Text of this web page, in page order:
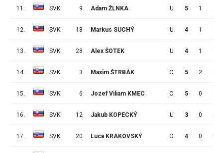
11. SVK 9 Adam ŽLNKA U 5 1 2
12. SVK 18 Markus SUCHÝ U 4 1
13. SVK 28 Alex ŠOTEK U 4 1
14. SVK 3 Maxim ŠTRBÁK O 5 2
15. SVK 6 Jozef Viliam KMEC O 5 0
16. SVK 12 Jakub KOPECKÝ U 3 0 0
17. SVK 20 Luca KRAKOVSKÝ O 4 0 0